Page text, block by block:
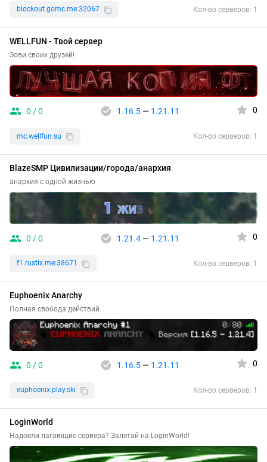
blockout.gomc.me:32067 Кол-во серверов: 1
WELLFUN - Твой сервер
Зови своих друзей!
0 / 0 1.16.5— 1.21.11 0
mc.wellfun.su Кол-во серверов: 1
BlazeSMP Цивилизации/города/анархия
анархия с одной жизнью
0 / 0 1.21.4— 1.21.11 0
f1.rustix.me:38671 Кол-во серверов: 1
Euphoenix Anarchy
Полная свобода действий
0 / 0 1.16.5— 1.21.11 0
euphoenix.play.ski Кол-во серверов: 1
LoginWorld
Надоели лагающие сервера? Залетай на LoginWorld!